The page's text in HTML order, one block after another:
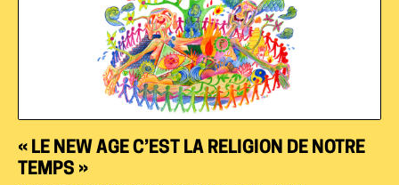
« LE NEW AGE C’EST LA RELIGION DE NOTRE
TEMPS »